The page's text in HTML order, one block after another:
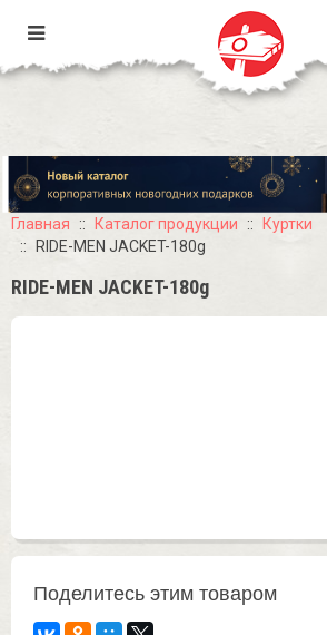
Главная Каталог продукции
Куртки
RIDE-MEN JACKET-180g
RIDE-MEN JACKET-180g
Поделитесь этим товаром